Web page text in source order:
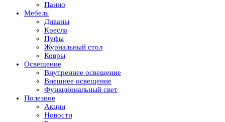
Панно
Мебель
Диваны
Кресла
Пуфы
Журнальный стол
Ковры
Освещение
Внутреннее освещение
Внешнее освещение
Функциональный свет
Полезное
Акции
Новости